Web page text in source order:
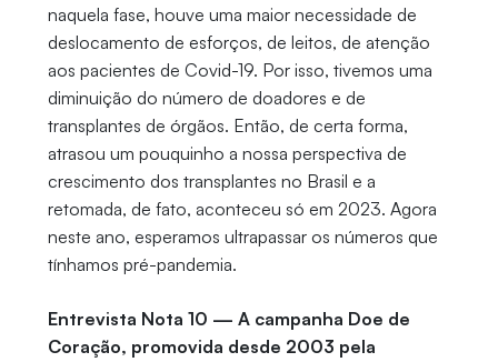
naquela fase, houve uma maior necessidade de
deslocamento de esforços, de leitos, de atenção
aos pacientes de Covid-19. Por isso, tivemos uma
diminuição do número de doadores e de
transplantes de órgãos. Então, de certa forma,
atrasou um pouquinho a nossa perspectiva de
crescimento dos transplantes no Brasil e a
retomada, de fato, aconteceu só em 2023. Agora
neste ano, esperamos ultrapassar os números que
tínhamos pré-pandemia.
Entrevista Nota 10 — A campanha Doe de
Coração, promovida desde 2003 pela